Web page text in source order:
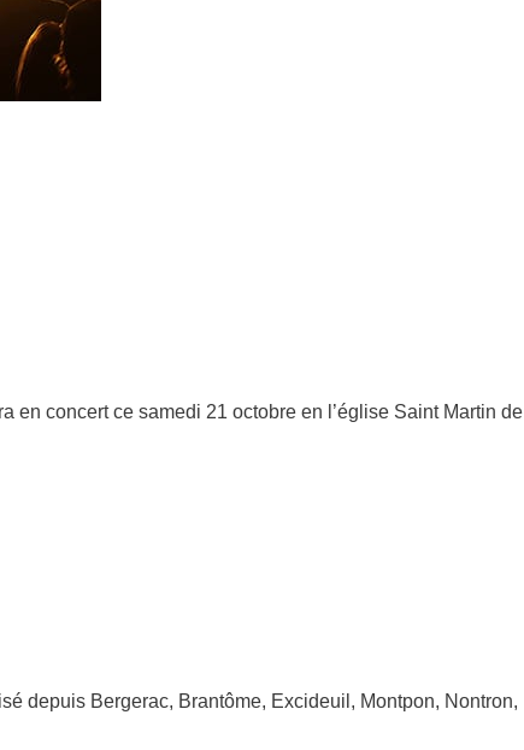
en concert ce samedi 21 octobre en l’église Saint Martin de
depuis Bergerac, Brantôme, Excideuil, Montpon, Nontron,